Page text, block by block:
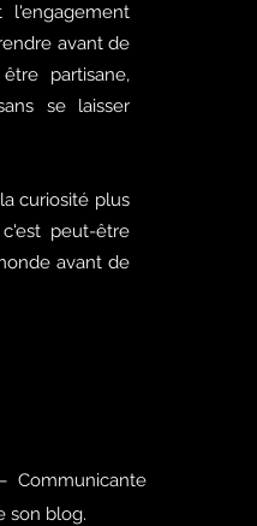
l'engagement
avant de
partisane,
se laisser
curiosité plus
peut-être
avant de
Communicante
son blog.